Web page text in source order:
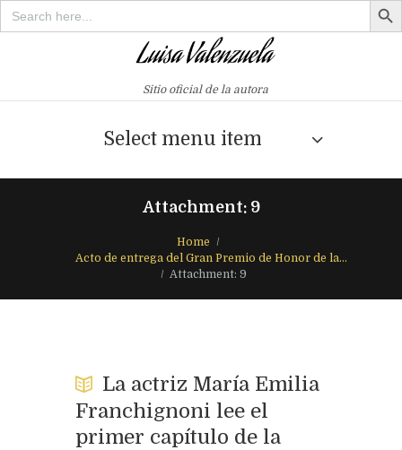
Search
for:
Sitio oficial de la autora
Select menu item
Attachment: 9
Home
Acto de entrega del Gran Premio de Honor de la...
Attachment: 9
La actriz María Emilia
Franchignoni lee el
primer capítulo de la